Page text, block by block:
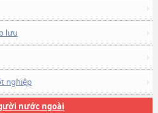
lưu
nghiệp
nước ngoài